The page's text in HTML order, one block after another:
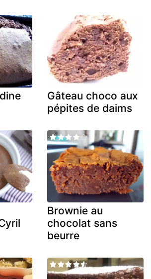
Gâteau choco aux
pépites de daims
Brownie au
chocolat sans
beurre